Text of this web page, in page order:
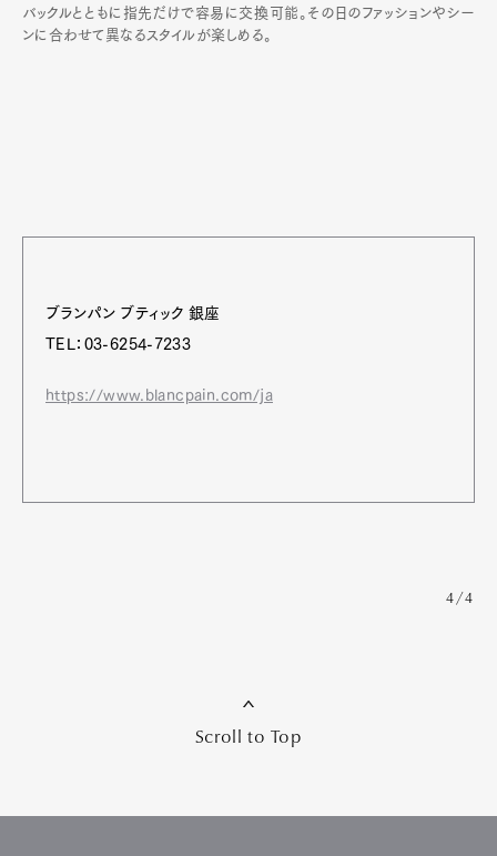
バックルとともに指先だけで容易に交換可能。その日のファッションやシー
ンに合わせて異なるスタイルが楽しめる。
ブランパン ブティック 銀座
TEL：03-6254-7233
https://www.blancpain.com/ja
4/4
Scroll to Top